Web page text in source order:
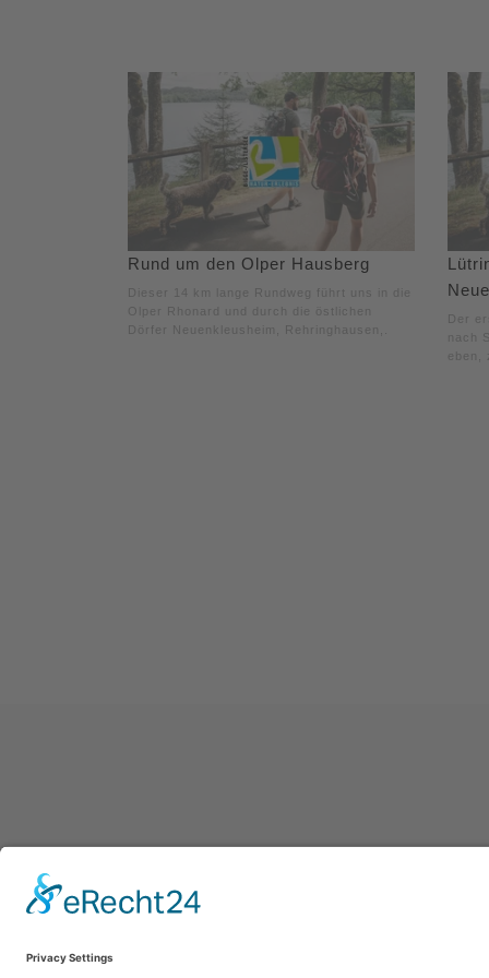
Rund um den Olper Hausberg
Dieser 14 km lange Rundweg führt uns in die
Olper Rhonard und durch die östlichen
Dörfer Neuenkleusheim, Rehringhausen,.
Der
nach